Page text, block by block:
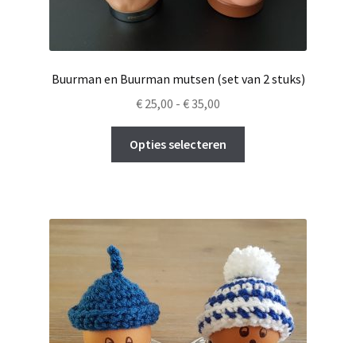
Buurman en Buurman mutsen (set van 2 stuks)
€ 25,00 - €35,00
tot
€ 35,00
Opties selecteren
optie
kan
gekozen
worden
op